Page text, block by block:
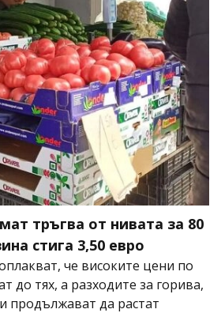
тръгва от нивата за 80
стига 3,50 евро
че високите цени по
до тях, а разходите за горива,
продължават да растат